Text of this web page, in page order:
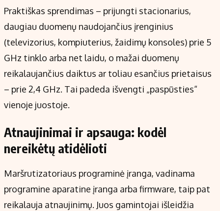
Praktiškas sprendimas – prijungti stacionarius,
daugiau duomenų naudojančius įrenginius
(televizorius, kompiuterius, žaidimų konsoles) prie 5
GHz tinklo arba net laidu, o mažai duomenų
reikalaujančius daiktus ar toliau esančius prietaisus
– prie 2,4 GHz. Tai padeda išvengti „paspūsties“
vienoje juostoje.
Atnaujinimai ir apsauga: kodėl
nereikėtų atidėlioti
Maršrutizatoriaus programinė įranga, vadinama
programine aparatine įranga arba firmware, taip pat
reikalauja atnaujinimų. Juos gamintojai išleidžia